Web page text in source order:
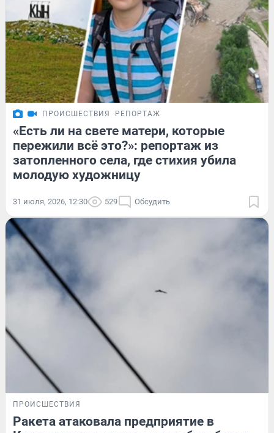
ПРОИСШЕСТВИЯ РЕПОРТАЖ
«Есть ли на свете матери, которые
пережили всё это?»: репортаж из
затопленного села, где стихия убила
молодую художницу
31 июля, 2026, 12:30 529 Обсудить
ПРОИСШЕСТВИЯ
Ракета атаковала предприятие в